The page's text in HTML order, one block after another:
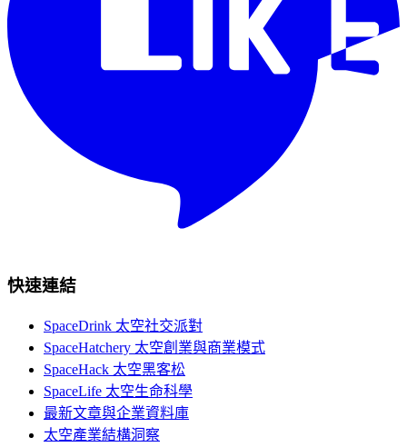
快速連結
SpaceDrink 太空社交派對
SpaceHatchery 太空創業與商業模式
SpaceHack 太空黑客松
SpaceLife 太空生命科學
最新文章與企業資料庫
太空產業結構洞察